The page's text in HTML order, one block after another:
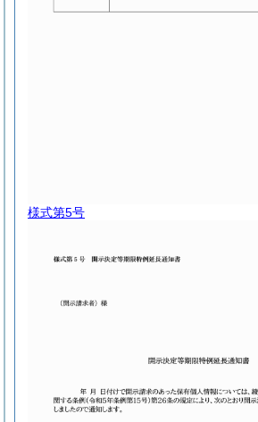
様式第5号